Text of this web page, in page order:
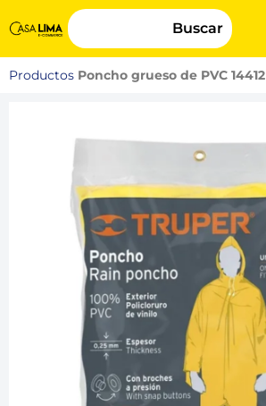
Buscar
Productos Poncho grueso de PVC 14412